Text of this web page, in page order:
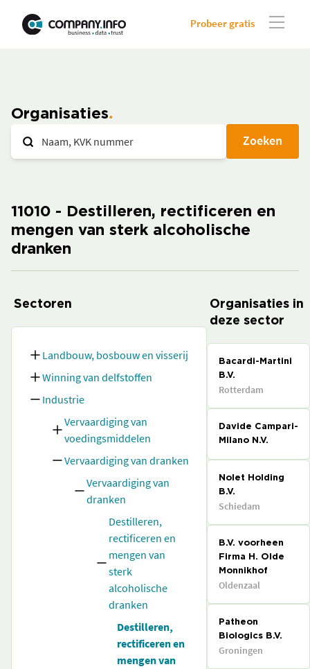
Probeer gratis
Organisaties
Zoeken
11010 - Destilleren, rectificeren en
mengen van sterk alcoholische
dranken
Sectoren
Landbouw, bosbouw en visserij
Winning van delfstoffen
Industrie
Vervaardiging van
voedingsmiddelen
Vervaardiging van dranken
Vervaardiging van
dranken
Destilleren,
rectificeren en
mengen van
sterk
alcoholische
dranken
Destilleren,
rectificeren en
mengen van
Organisaties in
deze sector
Bacardi-Martini
B.V.
Rotterdam
Davide Campari-
Milano N.V.
Nolet Holding
B.V.
Schiedam
B.V. voorheen
Firma H. Olde
Monnikhof
Oldenzaal
Patheon
Biologics B.V.
Groningen